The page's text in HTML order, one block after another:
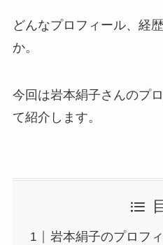
どんなプロフィール、経
か。
今回は岩本絹子さんのプ
て紹介します。
岩本絹子のプロフ